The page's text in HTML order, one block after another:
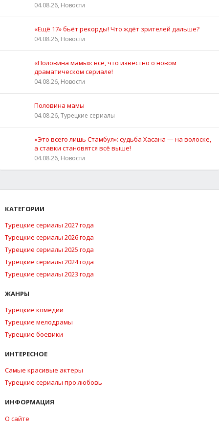
04.08.26, Новости
«Ещё 17» бьёт рекорды! Что ждёт зрителей дальше?
04.08.26, Новости
«Половина мамы»: всё, что известно о новом
драматическом сериале!
04.08.26, Новости
Половина мамы
04.08.26, Турецкие сериалы
«Это всего лишь Стамбул»: судьба Хасана — на волоске,
а ставки становятся всё выше!
04.08.26, Новости
КАТЕГОРИИ
Турецкие сериалы 2027 года
Турецкие сериалы 2026 года
Турецкие сериалы 2025 года
Турецкие сериалы 2024 года
Турецкие сериалы 2023 года
ЖАНРЫ
Турецкие комедии
Турецкие мелодрамы
Турецкие боевики
ИНТЕРЕСНОЕ
Самые красивые актеры
Турецкие сериалы про любовь
ИНФОРМАЦИЯ
О сайте